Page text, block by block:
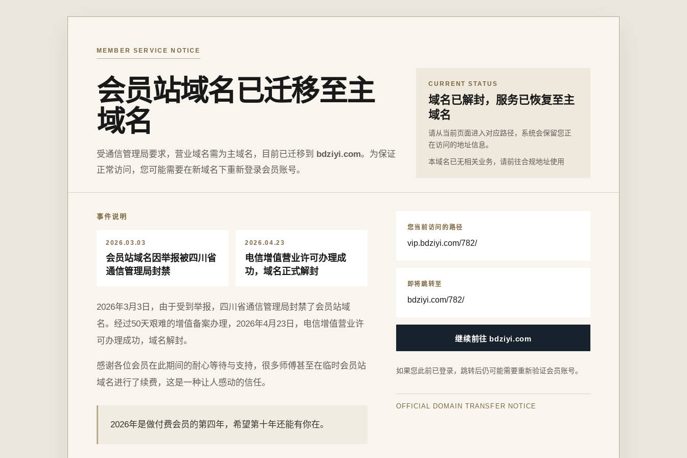
MEMBER SERVICE NOTICE
会员站域名已迁移至主
域名
受通信管理局要求，营业域名需为主域名，目前已迁移到 bdziyi.com。为保证
正常访问，您可能需要在新域名下重新登录会员账号。
CURRENT STATUS
域名已解封，服务已恢复至主
域名
请从当前页面进入对应路径，系统会保留您正
在访问的地址信息。
本域名已无相关业务，请前往合规地址使用
事件说明
2026.03.03
会员站域名因举报被四川省
通信管理局封禁
2026.04.23
电信增值营业许可办理成
功，域名正式解封
2026年3月3日，由于受到举报，四川省通信管理局封禁了会员站域
名。经过50天艰难的增值备案办理，2026年4月23日，电信增值营业许
可办理成功，域名解封。
感谢各位会员在此期间的耐心等待与支持，很多师傅甚至在临时会员站
域名进行了续费，这是一种让人感动的信任。
2026年是做付费会员的第四年，希望第十年还能有你在。
您当前访问的路径
vip.bdziyi.com/782/
即将跳转至
bdziyi.com/782/
继续前往 bdziyi.com
如果您此前已登录，跳转后仍可能需要重新验证会员账号。
OFFICIAL DOMAIN TRANSFER NOTICE